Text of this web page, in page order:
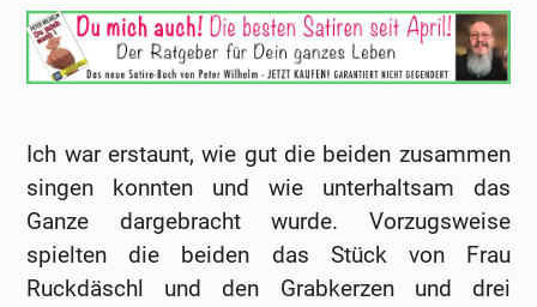
Ich war erstaunt, wie gut die beiden zusammen
singen konnten und wie unterhaltsam das
Ganze dargebracht wurde. Vorzugsweise
spielten die beiden das Stück von Frau
Ruckdäschl und den Grabkerzen und drei